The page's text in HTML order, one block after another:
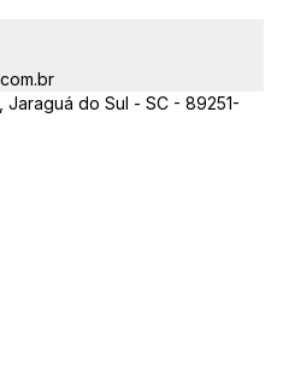
Jaraguá do Sul - SC - 89251-